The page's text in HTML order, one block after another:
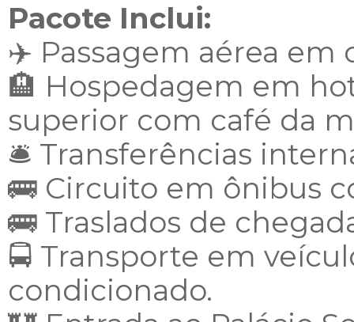
Pacote Inclui:
✈️ Passagem aérea em
🏨 Hospedagem em
superior com café da
🛎️ Transferências
🚌 Circuito em ônibus
🚌 Traslados de
🚍 Transporte em
condicionado.